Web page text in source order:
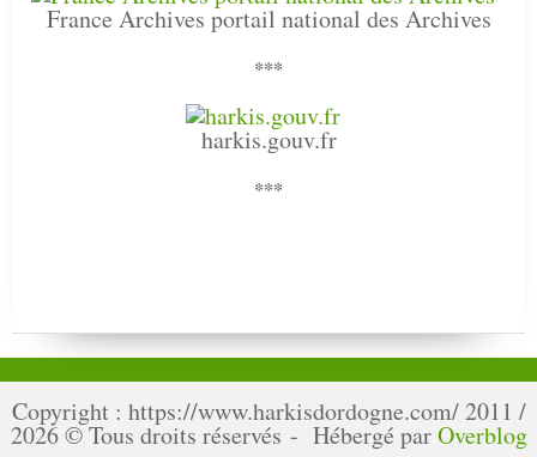
France Archives portail national des Archives
***
harkis.gouv.fr
***
Copyright : https://www.harkisdordogne.com/ 2011 /
2026 © Tous droits réservés - Hébergé parOverblog